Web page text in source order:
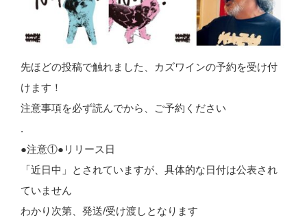
先ほどの投稿で触れました、カズワインの予約を受け付
けます！
注意事項を必ず読んでから、ご予約ください
.
●注意①●リリース日
「近日中」とされていますが、具体的な日付は公表され
ていません
わかり次第、発送/受け渡しとなります